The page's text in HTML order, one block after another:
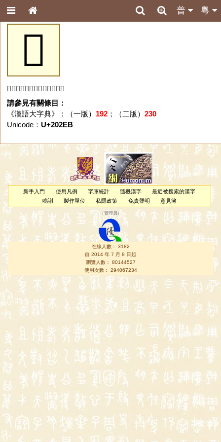
粵
普
𠋫
「𠋫」字未收錄於本資料庫。
請參見有關條目：
《漢語大字典》：（一版） 192；（二版） 230
Unicode： U+202EB
新手入門 使用凡例 字庫統計 隨機漢字
最近被搜索的漢字
鳴謝
製作單位 私隱政策 免責聲明 意見簿
（管理員 ）
在線人數： 3182
自 2014 年 7 月 8 日起
瀏覽人數： 80144527
使用次數： 294067234